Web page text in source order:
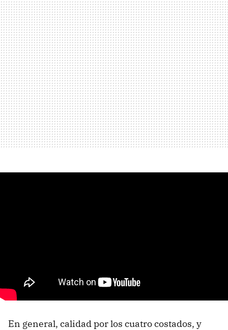
En general, calidad por los cuatro costados, y